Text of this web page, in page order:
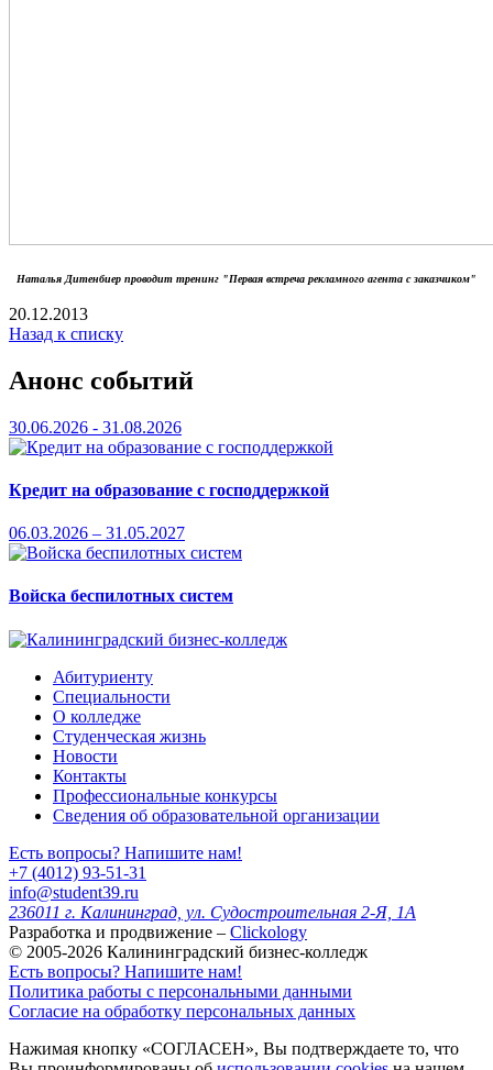
Наталья Дитенбиер проводит тренинг "Первая встреча рекламного агента с заказчиком"
20.12.2013
Назад к списку
Анонс событий
30.06.2026 - 31.08.2026
Кредит на образование с господдержкой
06.03.2026 – 31.05.2027
Войска беспилотных систем
Абитуриенту
Специальности
О колледже
Студенческая жизнь
Новости
Контакты
Профессиональные конкурсы
Сведения об образовательной организации
Есть вопросы? Напишите нам!
+7 (4012) 93-51-31
info@student39.ru
236011 г. Калининград, ул. Судостроительная 2-Я, 1А
Разработка и продвижение – Clickology
© 2005-2026 Калининградский бизнес-колледж
Есть вопросы? Напишите нам!
Политика работы с персональными данными
Согласие на обработку персональных данных
Нажимая кнопку «СОГЛАСЕН», Вы подтверждаете то, что